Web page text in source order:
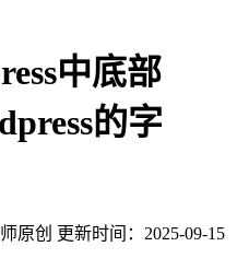
中底部
的字
原创 更新时间：2025-09-15